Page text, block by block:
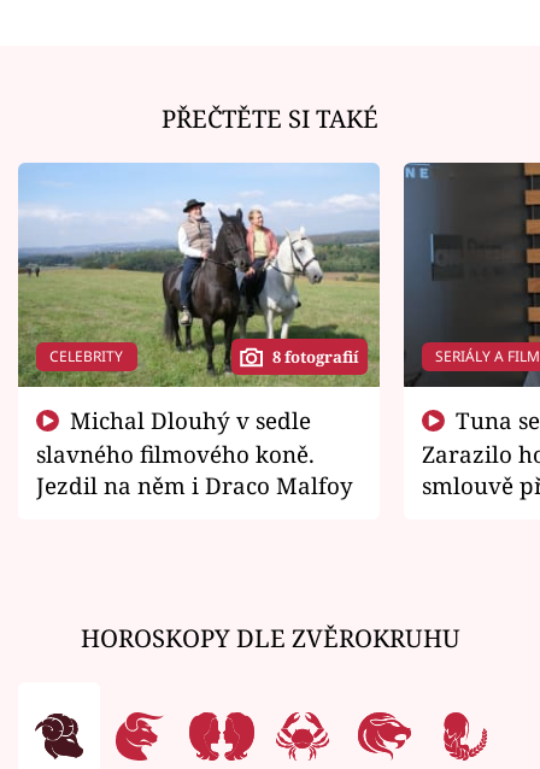
PŘEČTĚTE SI TAKÉ
CELEBRITY 8 fotografií
slavného filmového koně.
Jezdil na něm i Draco Malfoy
SERIÁLY A
Zarazilo
smlouvě
HOROSKOPY DLE ZVĚROKRUHU